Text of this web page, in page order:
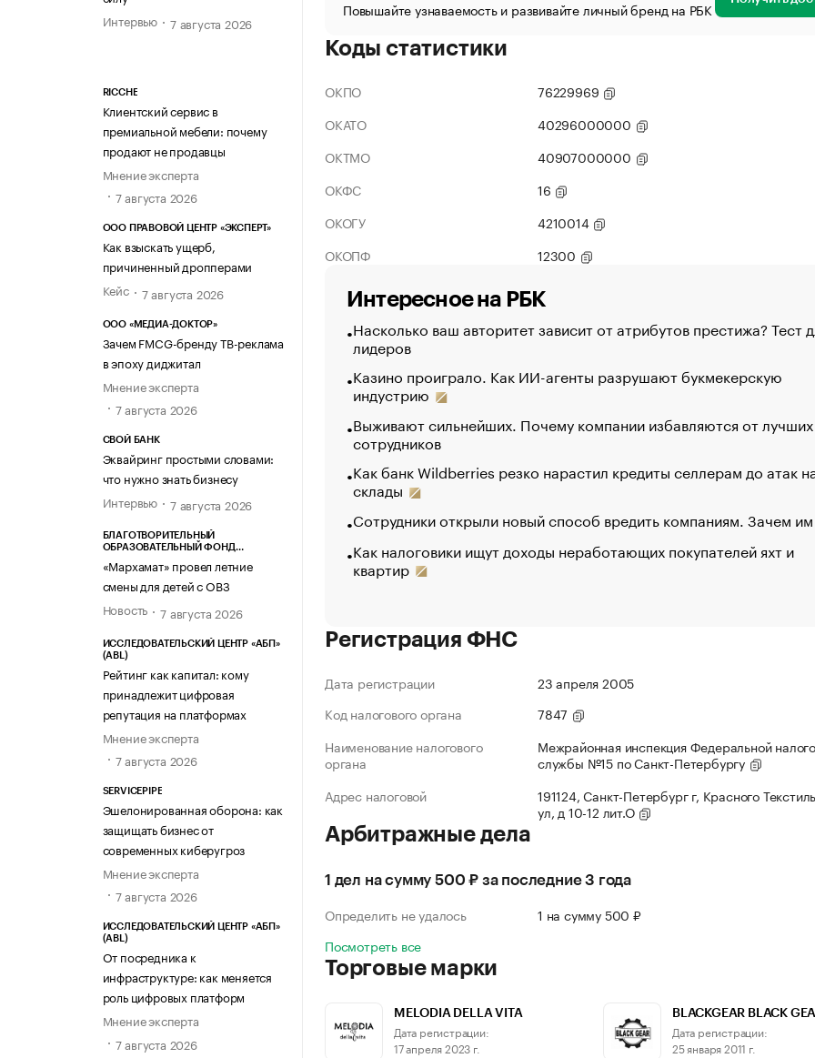
Интервью
7 августа 2026
RICCHE
Клиентский сервис в
премиальной мебели: почему
продают не продавцы
Мнение эксперта
7 августа 2026
ООО ПРАВОВОЙ ЦЕНТР «ЭКСПЕРТ»
Как взыскать ущерб,
причиненный дропперами
Кейс
7 августа 2026
ООО «МЕДИА-ДОКТОР»
Зачем FMCG-бренду ТВ-реклама
в эпоху диджитал
Мнение эксперта
7 августа 2026
СВОЙ БАНК
Эквайринг простыми словами:
что нужно знать бизнесу
Интервью
7 августа 2026
БЛАГОТВОРИТЕЛЬНЫЙ
ОБРАЗОВАТЕЛЬНЫЙ ФОНД
«Мархамат» провел летние
смены для детей с ОВЗ
Новость
7 августа 2026
ИССЛЕДОВАТЕЛЬСКИЙ ЦЕНТР «АБП»
(ABL)
Рейтинг как капитал: кому
принадлежит цифровая
репутация на платформах
Мнение эксперта
7 августа 2026
SERVICEPIPE
Эшелонированная оборона: как
защищать бизнес от
современных киберугроз
Мнение эксперта
7 августа 2026
ИССЛЕДОВАТЕЛЬСКИЙ ЦЕНТР «АБП»
(ABL)
От посредника к
инфраструктуре: как меняется
роль цифровых платформ
Мнение эксперта
7 августа 2026
Повышайте узнаваемость и развивайте личный бренд на РБК
Коды статистики
ОКПО
76229969
ОКАТО
40296000000
ОКТМО
40907000000
ОКФС
16
ОКОГУ
4210014
ОКОПФ
12300
Интересное на РБК
Насколько ваш авторитет зависит от атрибутов престижа? Тест
лидеров
Казино проиграло. Как ИИ-агенты разрушают букмекерскую
индустрию
Выживают сильнейших. Почему компании избавляются от лучших
сотрудников
Как банк Wildberries резко нарастил кредиты селлерам до атак
склады
Сотрудники открыли новый способ вредить компаниям. Зачем
Как налоговики ищут доходы неработающих покупателей яхт и
квартир
Регистрация ФНС
Дата регистрации
23 апреля 2005
Код налогового органа
7847
Наименование налогового
органа
Межрайонная инспекция Федеральной
службы №15 по Санкт-Петербургу
Адрес налоговой
191124, Санкт-Петербург г, Красного
ул, д 10-12 лит.О
Арбитражные дела
1 дел на сумму 500 ₽ за последние 3 года
Определить не удалось
1 на сумму 500 ₽
Посмотреть все
Торговые марки
MELODIA DELLA VITA
Дата регистрации:
17 апреля 2023 г.
BLACKGEAR BLACK
Дата регистрации:
25 января 2011 г.